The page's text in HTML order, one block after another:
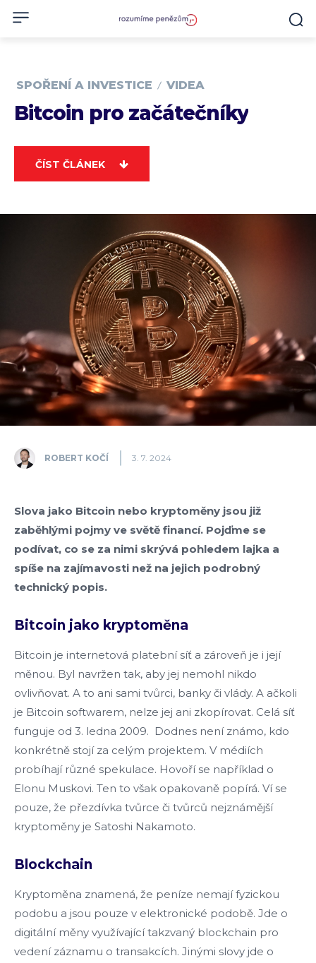
SPOŘENÍ A INVESTICE VIDEA
Bitcoin pro začátečníky
ČÍST ČLÁNEK
ROBERT KOČÍ 3. 7. 2024
Slova jako Bitcoin nebo kryptoměny jsou již
zaběhlými pojmy ve světě financí. Pojďme se
podívat, co se za nimi skrývá pohledem lajka a
spíše na zajímavosti než na jejich podrobný
technický popis.
Bitcoin jako kryptoměna
Bitcoin je internetová platební síť a zároveň je i její
měnou. Byl navržen tak, aby jej nemohl nikdo
ovlivňovat. A to ani sami tvůrci, banky či vlády. A ačkoli
je Bitcoin softwarem, nelze jej ani zkopírovat. Celá síť
funguje od 3. ledna 2009. Dodnes není známo, kdo
konkrétně stojí za celým projektem. V médiích
probíhají různé spekulace. Hovoří se například o
Elonu Muskovi. Ten to však opakovaně popírá. Ví se
pouze, že přezdívka tvůrce či tvůrců nejznámější
kryptoměny je Satoshi Nakamoto.
Blockchain
Kryptoměna znamená, že peníze nemají fyzickou
podobu a jsou pouze v elektronické podobě. Jde o
digitální měny využívající takzvaný blockchain pro
vedení záznamu o transakcích. Jinými slovy jde o